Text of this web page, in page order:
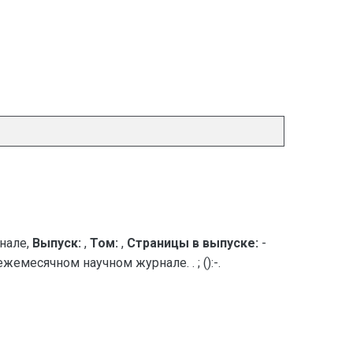
Выпуск: , Том: , Страницы в выпуске: -
научном журнале. . ; ():-.